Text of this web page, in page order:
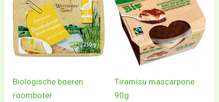
Biologische boeren
roomboter
Tiramisu mascarpone
90g